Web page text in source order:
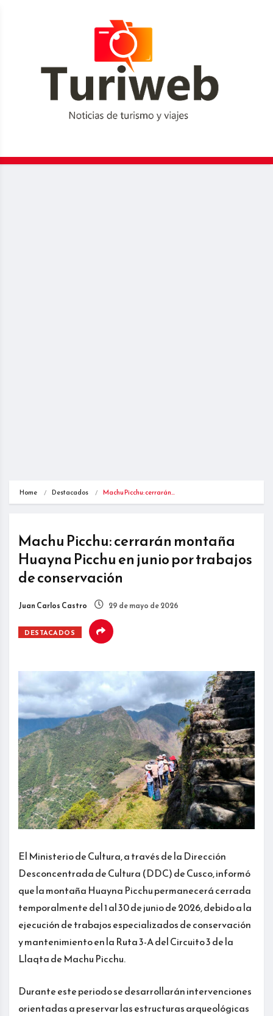
Home Destacados Machu Picchu: cerrarán…
Machu Picchu: cerrarán montaña
Huayna Picchu en junio por trabajos
de conservación
Juan Carlos Castro 29 de mayo de 2026
DESTACADOS
El Ministerio de Cultura, a través de la Dirección
Desconcentrada de Cultura (DDC) de Cusco, informó
que la montaña Huayna Picchu permanecerá cerrada
temporalmente del 1 al 30 de junio de 2026, debido a la
ejecución de trabajos especializados de conservación
y mantenimiento en la Ruta 3-A del Circuito 3 de la
Llaqta de Machu Picchu.
Durante este periodo se desarrollarán intervenciones
orientadas a preservar las estructuras arqueológicas